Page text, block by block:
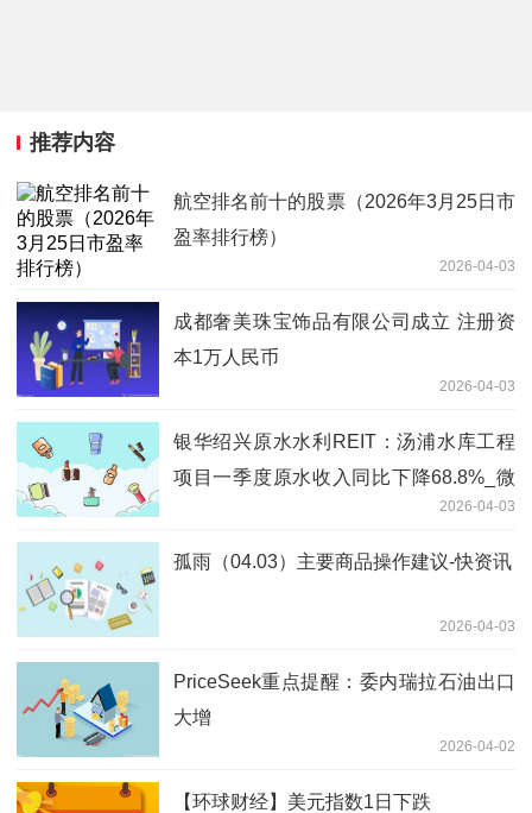
推荐内容
航空排名前十的股票（2026年3月25日市
盈率排行榜）
2026-04-03
成都奢美珠宝饰品有限公司成立 注册资
本1万人民币
2026-04-03
银华绍兴原水水利REIT：汤浦水库工程
项目一季度原水收入同比下降68.8%_微
2026-04-03
孤雨（04.03）主要商品操作建议-快资讯
2026-04-03
PriceSeek重点提醒：委内瑞拉石油出口
大增
2026-04-02
【环球财经】美元指数1日下跌